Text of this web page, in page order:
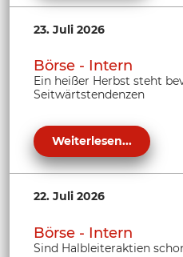
23. Juli 2026
Börse - Intern
Ein heißer Herbst steht
Seitwärtstendenzen
Weiterlesen...
22. Juli 2026
Börse - Intern
Sind Halbleiteraktien